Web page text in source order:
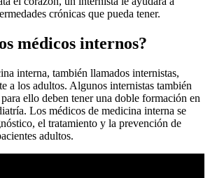
crónicas que pueda tener.
médicos internos?
interna, también llamados internistas,
a los adultos. Algunos internistas también
ello deben tener una doble formación en
Los médicos de medicina interna se
el tratamiento y la prevención de
adultos.